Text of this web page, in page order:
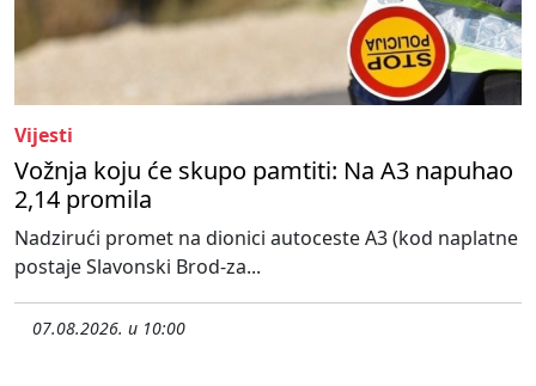
Vijesti
Vožnja koju će skupo pamtiti: Na A3 napuhao
2,14 promila
Nadzirući promet na dionici autoceste A3 (kod naplatne
postaje Slavonski Brod-za...
07.08.2026. u 10:00